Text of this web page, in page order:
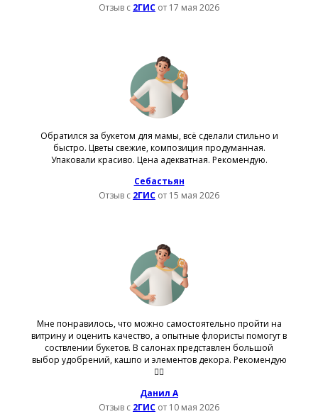
Отзыв с 2ГИС от 17 мая 2026
Обратился за букетом для мамы, всё сделали стильно и
быстро. Цветы свежие, композиция продуманная.
Упаковали красиво. Цена адекватная. Рекомендую.
Себастьян
Отзыв с 2ГИС от 15 мая 2026
Мне понравилось, что можно самостоятельно пройти на
витрину и оценить качество, а опытные флористы помогут в
соствлении букетов. В салонах представлен большой
выбор удобрений, кашпо и элементов декора. Рекомендую
👍🏻
Данил А
Отзыв с 2ГИС от 10 мая 2026